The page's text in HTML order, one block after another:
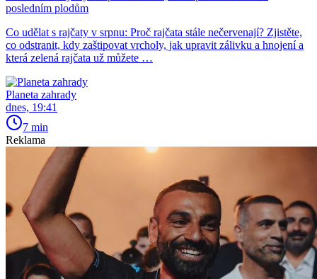
posledním plodům
Co udělat s rajčaty v srpnu: Proč rajčata stále nečervenají? Zjistěte,
co odstranit, kdy zaštipovat vrcholy, jak upravit zálivku a hnojení a
která zelená rajčata už můžete …
Planeta zahrady
dnes, 19:41
7 min
Reklama